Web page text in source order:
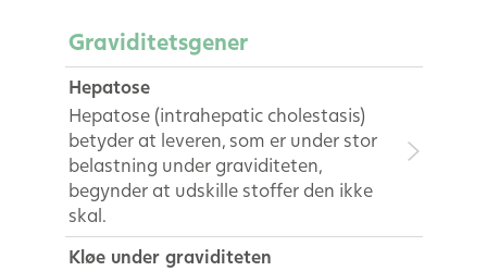
Graviditetsgener
Hepatose
Hepatose (intrahepatic cholestasis)
betyder at leveren, som er under stor
belastning under graviditeten,
begynder at udskille stoffer den ikke
skal.
Kløe under graviditeten